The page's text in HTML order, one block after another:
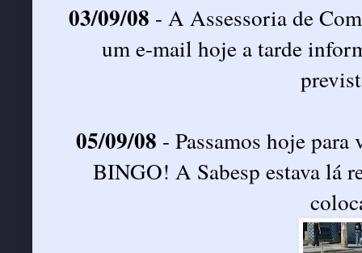
03/09/08 - A Assessoria de
um e-mail hoje a tarde
05/09/08 - Passamos hoje
BINGO! A Sabesp estava lá